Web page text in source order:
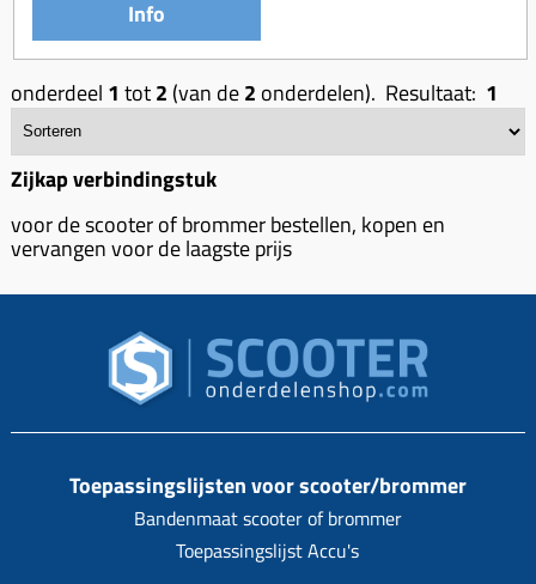
Spanningsregelaar
Remlichtschakelaar
Verlichting
Led verlichting
Luchtfilter (delen)
Motor blokken
Membraan (delen)
Motorblok (delen)
Pakking (sets)
Powerfilter
Schakel (delen)
Sproeiers
Uitlaten compleet
Uitlaat (delen)
Km teller kabel
Kickstart deksel
Kickstartpedaal
Kickstart ronsel
Schokbrekers
Spiegels
Stuurschakelaar
Stuur (delen)
Remblokken
Rem (delen)
Remgrepen en remhendels
Remhevels
Remsegmenten
Kinderzitje (scooter)
Olie-onderhoudsmiddelen
Oppakbeugel
Scooter alarm
Scooterhoezen
Scooter Kleding
Crossbril
Stickers
Stuurslot
Regenkleding
Rugsteun
Vespa accessoires
Info
onderdeel 1 tot2 (van de2 onderdelen). Resultaat: 1
Zijkap verbindingstuk
voor de scooter of brommer bestellen, kopen en
vervangen voor de laagste prijs
Toepassingslijsten voor scooter/brommer
Bandenmaat scooter of brommer
Toepassingslijst Accu's